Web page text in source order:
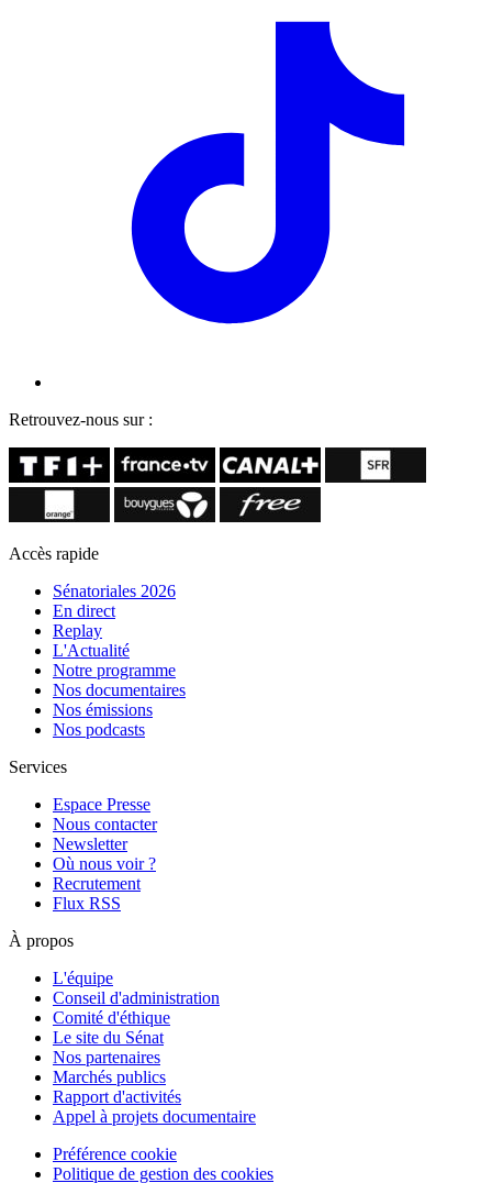
Retrouvez-nous sur :
Accès rapide
Sénatoriales 2026
En direct
Replay
L'Actualité
Notre programme
Nos documentaires
Nos émissions
Nos podcasts
Services
Espace Presse
Nous contacter
Newsletter
Où nous voir ?
Recrutement
Flux RSS
À propos
L'équipe
Conseil d'administration
Comité d'éthique
Le site du Sénat
Nos partenaires
Marchés publics
Rapport d'activités
Appel à projets documentaire
Préférence cookie
Politique de gestion des cookies